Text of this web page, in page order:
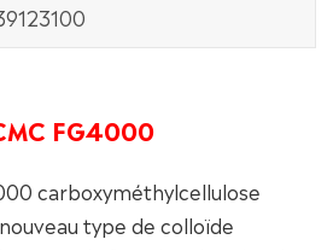
FG4000
carboxyméthylcellulose
type de colloïde